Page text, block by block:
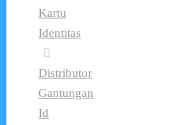
Kartu
Identitas
Distributor
Gantungan
Id